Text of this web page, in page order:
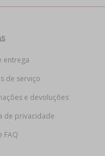
entrega
de serviço
e devoluções
de privacidade
FAQ